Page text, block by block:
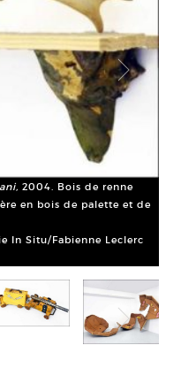
2004. Bois de renne
en bois de palette et de
In Situ/Fabienne Leclerc